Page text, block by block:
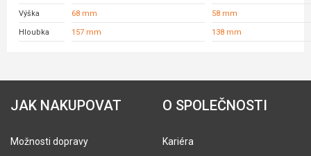
Výška 68 mm 58 mm
Hloubka 157 mm 138 mm
JAK NAKUPOVAT
Možnosti dopravy
O SPOLEČNOSTI
Kariéra